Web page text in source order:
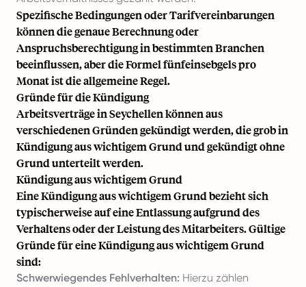
Spezifische Bedingungen oder Tarifvereinbarungen
können die genaue Berechnung oder
Anspruchsberechtigung in bestimmten Branchen
beeinflussen, aber die Formel fünfeinsebgels pro
Monat ist die allgemeine Regel.
Gründe für die Kündigung
Arbeitsverträge in Seychellen können aus
verschiedenen Gründen gekündigt werden, die grob in
Kündigung aus wichtigem Grund und gekündigt ohne
Grund unterteilt werden.
Kündigung aus wichtigem Grund
Eine Kündigung aus wichtigem Grund bezieht sich
typischerweise auf eine Entlassung aufgrund des
Verhaltens oder der Leistung des Mitarbeiters. Gültige
Gründe für eine Kündigung aus wichtigem Grund
sind:
Schwerwiegendes Fehlverhalten: Hierzu zählen